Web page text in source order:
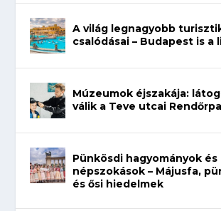
A világ legnagyobb
csalódásai – Budapest is a
Múzeumok éjszakája:
válik a Teve utcai
Pünkösdi hagyományok és
népszokások – Májusfa,
és ősi hiedelmek